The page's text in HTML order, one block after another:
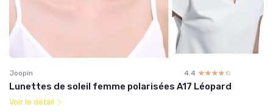
Joopin 4.4 ☆☆☆☆☆
★★★★★
Lunettes de soleil femme polarisées A17 Léopard
Voir le détail